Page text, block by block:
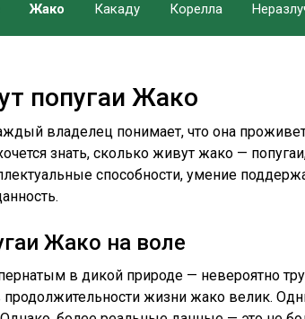
Жако Какаду Корелла
попугаи Жако
владелец понимает, что она
знать, сколько живут жако —
способности, умение
Жако на воле
в дикой природе — невероятно
продолжительности жизни жако велик.